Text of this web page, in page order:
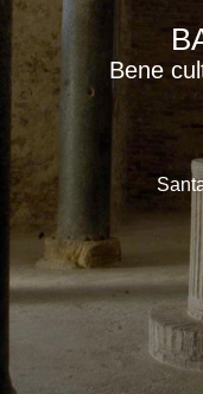
Bene